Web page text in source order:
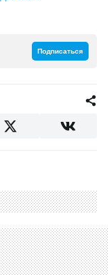
Подписаться